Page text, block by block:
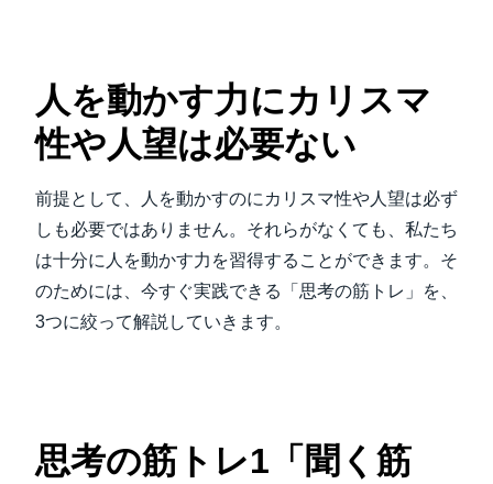
人を動かす力にカリスマ
性や人望は必要ない
前提として、人を動かすのにカリスマ性や人望は必ず
しも必要ではありません。それらがなくても、私たち
は十分に人を動かす力を習得することができます。そ
のためには、今すぐ実践できる「思考の筋トレ」を、
3つに絞って解説していきます。
思考の筋トレ1「聞く筋